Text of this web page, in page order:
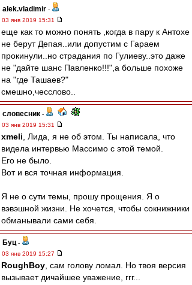
alek.vladimir -
03 янв 2019 15:31
еще как то можно понять ,когда в пару к Антохе
не берут Депая..или допустим с Гараем
прокинули..но страдания по Гулиеву..это даже
не "дайте шанс Павленко!!!",а больше похоже
на "где Ташаев?"
смешно,чесслово..
словесник -
03 янв 2019 15:31
xmeli , Лида, я не об этом. Ты написала, что
видела интервью Массимо с этой темой.
Его не было.
Вот и вся точная информация.
Я не о сути темы, прошу прощения. Я о
вэвэшной жизни. Не хочется, чтобы сокнижники
обманывали сами себя.
Буц -
03 янв 2019 15:27
RoughBoy , сам голову ломал. Но твоя версия
вызывает дичайшее уважение, ггг...